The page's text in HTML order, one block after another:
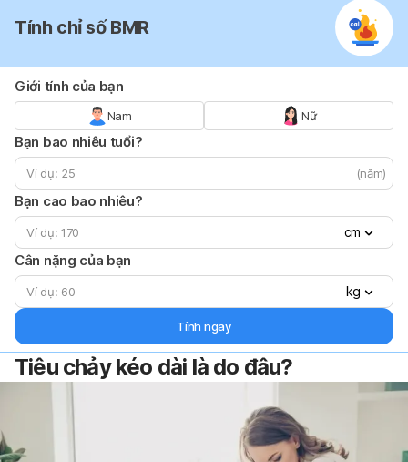
Tính chỉ số BMR
Giới tính của bạn
Nam Nữ
Bạn bao nhiêu tuổi?
(năm)
Bạn cao bao nhiêu?
cm
Cân nặng của bạn
kg
Tính ngay
Tiêu chảy kéo dài là do đâu?